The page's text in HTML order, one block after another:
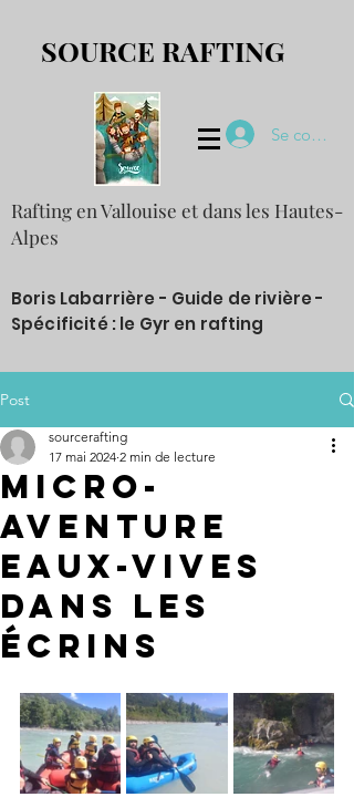
SOURCE RAFTING
Se connecter
Rafting en Vallouise et dans les Hautes-
Alpes
Boris Labarrière - Guide de rivière -
Spécificité : le Gyr en rafting
Post
Micro-
aventure
eaux-vives
dans les
Écrins
sourcerafting
17 mai 2024 2 min de lecture